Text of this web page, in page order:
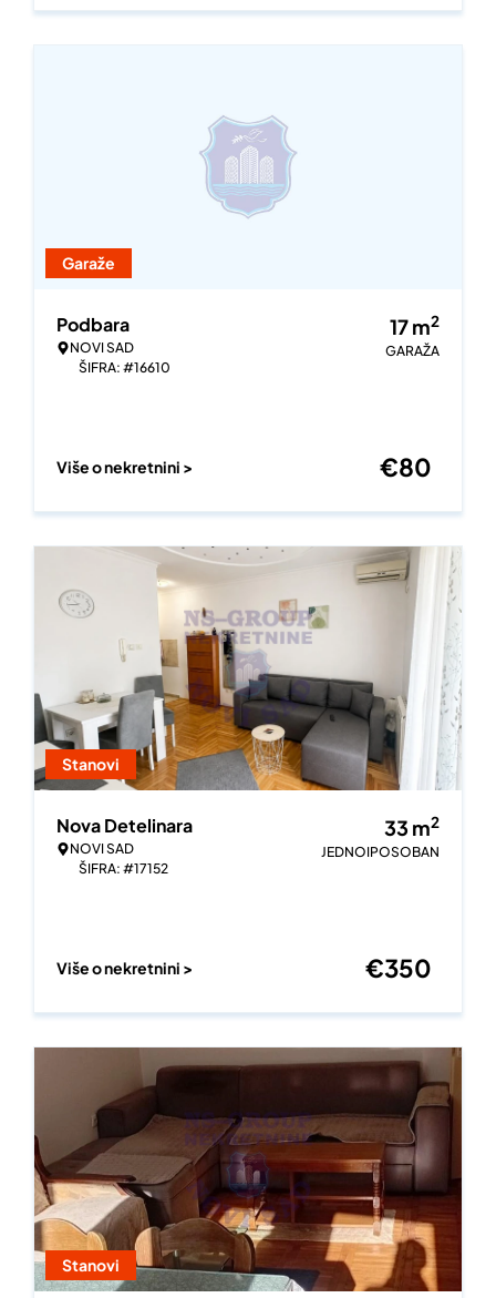
Garaže
Podbara
NOVI SAD
ŠIFRA: #16610
17m2
GARAŽA
Više o nekretnini > €80
Stanovi
Nova Detelinara
NOVI SAD
ŠIFRA: #17152
33 m2
JEDNOIPOSOBAN
Više o nekretnini > €350
Stanovi